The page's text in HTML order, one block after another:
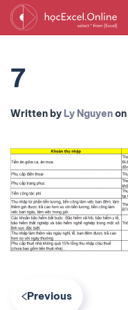
7
Written by Ly Nguyenon
Previous